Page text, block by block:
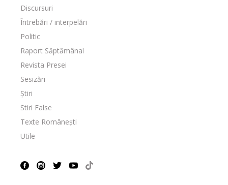
Discursuri
Întrebări / interpelări
Politic
Raport Săptămânal
Revista Presei
Sesizări
Știri
Stiri False
Texte Românești
Utile